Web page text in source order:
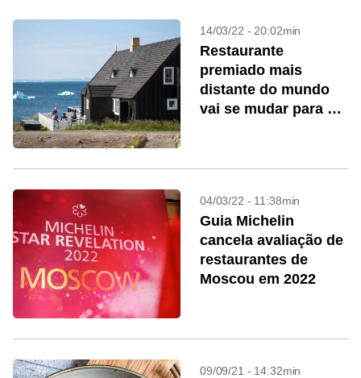
14/03/22 - 20:02min
Restaurante
premiado mais
distante do mundo
vai se mudar para a
04/03/22 - 11:38min
Guia Michelin
cancela avaliação de
restaurantes de
Moscou em 2022
09/09/21 - 14:32min